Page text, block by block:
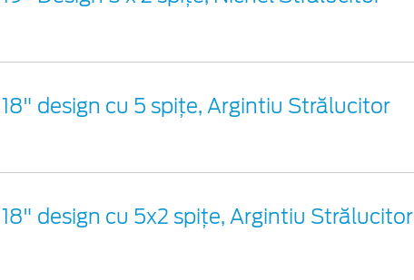
design cu 5 spiţe, Argintiu Strălucitor
design cu 5x2 spiţe, Argintiu Strălucitor